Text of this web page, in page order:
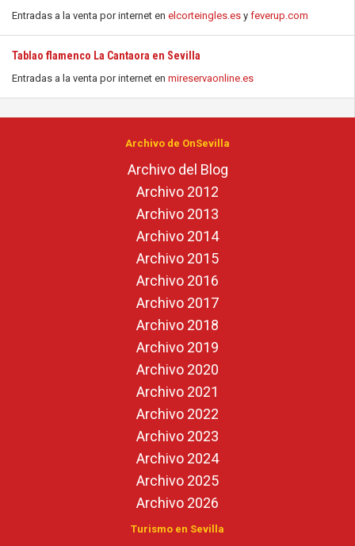
Entradas a la venta por internet en elcorteingles.es y feverup.com
Tablao flamenco La Cantaora en Sevilla
Entradas a la venta por internet en mireservaonline.es
Archivo de OnSevilla
Archivo del Blog
Archivo 2012
Archivo 2013
Archivo 2014
Archivo 2015
Archivo 2016
Archivo 2017
Archivo 2018
Archivo 2019
Archivo 2020
Archivo 2021
Archivo 2022
Archivo 2023
Archivo 2024
Archivo 2025
Archivo 2026
Turismo en Sevilla